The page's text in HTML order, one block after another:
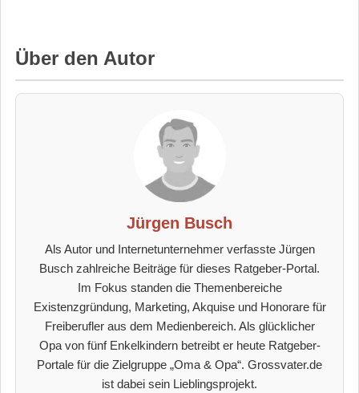
Über den Autor
Jürgen Busch
Als Autor und Internetunternehmer verfasste Jürgen
Busch zahlreiche Beiträge für dieses Ratgeber-Portal.
Im Fokus standen die Themenbereiche
Existenzgründung, Marketing, Akquise und Honorare für
Freiberufler aus dem Medienbereich. Als glücklicher
Opa von fünf Enkelkindern betreibt er heute Ratgeber-
Portale für die Zielgruppe „Oma & Opa“. Grossvater.de
ist dabei sein Lieblingsprojekt.